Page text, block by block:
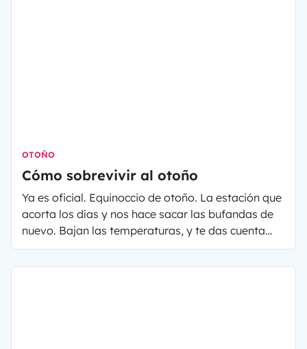
OTOÑO
Cómo sobrevivir al otoño
Ya es oficial. Equinoccio de otoño. La estación que
acorta los días y nos hace sacar las bufandas de
nuevo. Bajan las temperaturas, y te das cuenta
que el verano terminó.